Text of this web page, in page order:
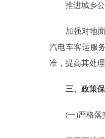
推进城乡公
加强对地面
汽电车客运服
准，提高其处
三、政策
(一)严格落实